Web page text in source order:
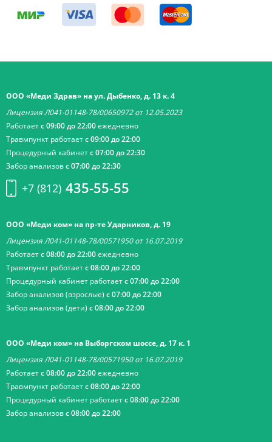
ООО «Меди Здрав» на ул. Дыбенко, д. 13 к. 4
Лицензия Л041-01148-78/00650972 от 12.05.2023
Работаетс 09:00 до 22:00ежедневно
Травмпункт работаетс 09:00 до 22:00
Процедурный кабинетс 07:00 до 22:30
Забор анализовс 07:00 до 22:30
+7 (812) 435-55-55
ООО «Меди ком» на пр-те Ударников, д. 19
Лицензия Л041-01148-78/00571950 от 16.07.2019
Работаетс 08:00 до 22:00ежедневно
Травмпункт работаетс 08:00 до 22:00
Процедурный кабинет работаетс 07:00 до 22:00
Забор анализов (взрослые) с 07:00 до 22:00
Забор анализов (дети) с 08:00 до 22:00
ООО «Меди ком» на Выборгском шоссе, д. 17 к. 1
Лицензия Л041-01148-78/00571950 от 16.07.2019
Работаетс 08:00 до 22:00ежедневно
Травмпункт работаетс 08:00 до 22:00
Процедурный кабинет работаетс 08:00 до 22:00
Забор анализовс 08:00 до 22:00